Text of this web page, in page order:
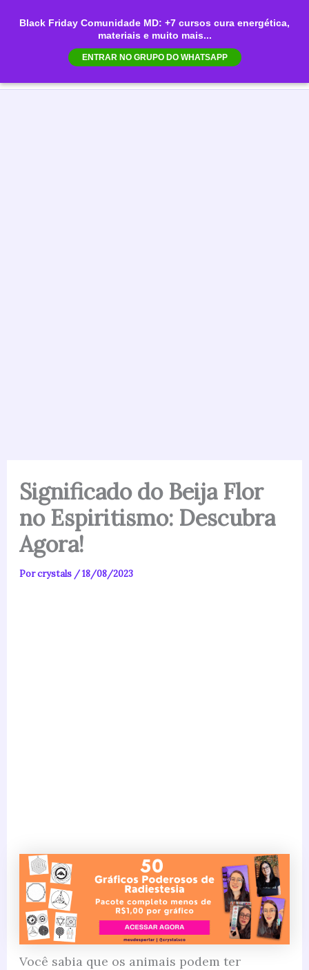
Black Friday Comunidade MD: +7 cursos cura energética,
materiais e muito mais...
ENTRAR NO GRUPO DO WHATSAPP
para
Significado do Beija Flor
no Espiritismo: Descubra
Agora!
Porcrystals /18/08/2023
Você sabia que os animais podem ter